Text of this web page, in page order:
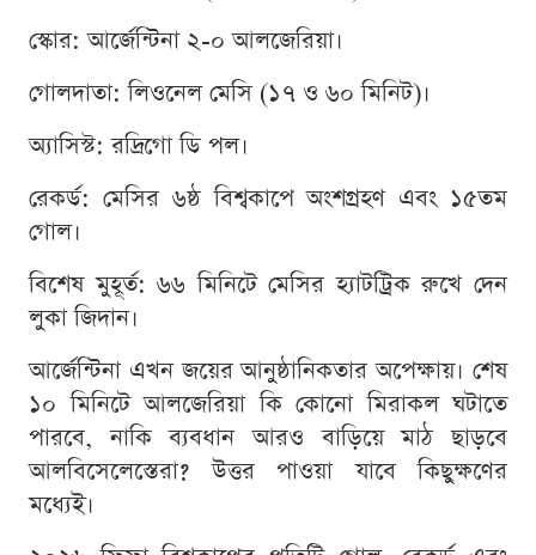
স্কোর: আর্জেন্টিনা ২-০ আলজেরিয়া।
গোলদাতা: লিওনেল মেসি (১৭ ও ৬০ মিনিট)।
অ্যাসিস্ট: রদ্রিগো ডি পল।
রেকর্ড: মেসির ৬ষ্ঠ বিশ্বকাপে অংশগ্রহণ এবং ১৫তম
গোল।
বিশেষ মুহূর্ত: ৬৬ মিনিটে মেসির হ্যাটট্রিক রুখে দেন
লুকা জিদান।
আর্জেন্টিনা এখন জয়ের আনুষ্ঠানিকতার অপেক্ষায়। শেষ
১০ মিনিটে আলজেরিয়া কি কোনো মিরাকল ঘটাতে
পারবে, নাকি ব্যবধান আরও বাড়িয়ে মাঠ ছাড়বে
আলবিসেলেস্তেরা? উত্তর পাওয়া যাবে কিছুক্ষণের
মধ্যেই।